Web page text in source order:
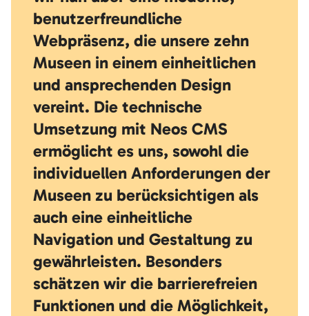
benutzerfreundliche
Webpräsenz, die unsere zehn
Museen in einem einheitlichen
und ansprechenden Design
vereint. Die technische
Umsetzung mit Neos CMS
ermöglicht es uns, sowohl die
individuellen Anforderungen der
Museen zu berücksichtigen als
auch eine einheitliche
Navigation und Gestaltung zu
gewährleisten. Besonders
schätzen wir die barrierefreien
Funktionen und die Möglichkeit,